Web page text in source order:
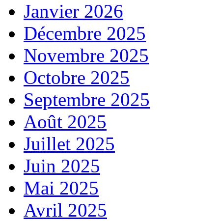
Janvier 2026
Décembre 2025
Novembre 2025
Octobre 2025
Septembre 2025
Août 2025
Juillet 2025
Juin 2025
Mai 2025
Avril 2025